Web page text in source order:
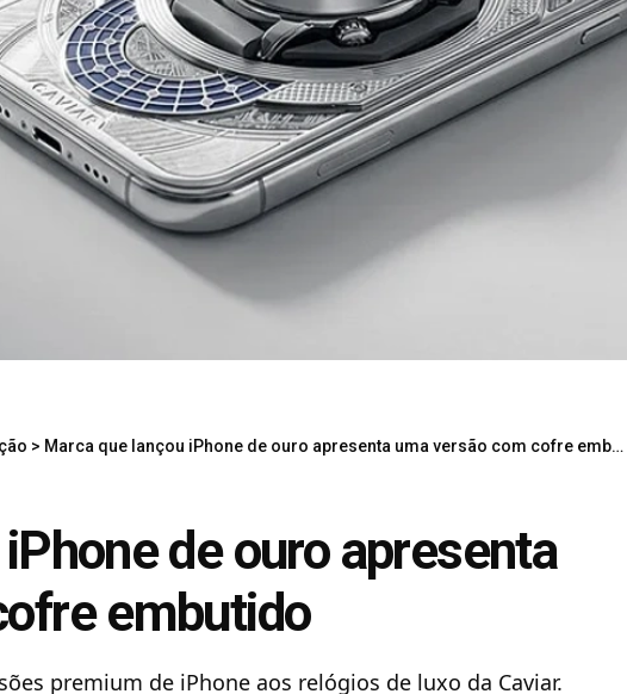
> Marca que lançou iPhone de ouro apresenta uma versão com cofre embutido
de ouro apresenta
embutido
premium de iPhone aos relógios de luxo da Caviar.